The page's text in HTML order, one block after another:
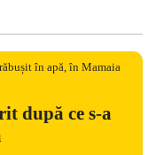
după ce s-a